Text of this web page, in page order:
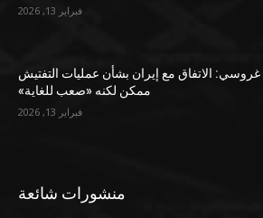
فبراير 13, 2026
غروسي: الاتفاق مع إيران بشأن عمليات التفتيش
ممكن لكنه «صعب للغاية»
فبراير 13, 2026
منشورات شائعة